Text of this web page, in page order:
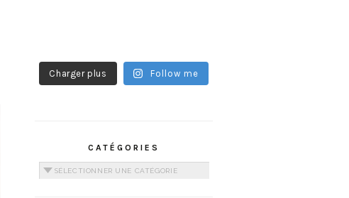
Charger plus Follow me
CATÉGORIES
Catégories